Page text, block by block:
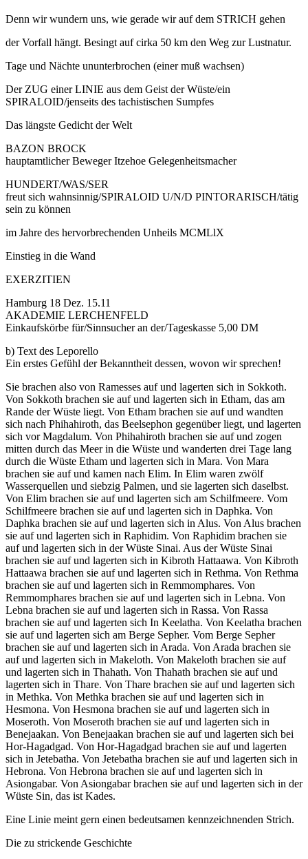
Denn wir wundern uns, wie gerade wir auf dem STRICH gehen
der Vorfall hängt. Besingt auf cirka 50 km den Weg zur Lustnatur.
Tage und Nächte ununterbrochen (einer muß wachsen)
Der ZUG einer LINIE aus dem Geist der Wüste/ein
SPIRALOID/jenseits des tachistischen Sumpfes
Das längste Gedicht der Welt
BAZON BROCK
hauptamtlicher Beweger Itzehoe Gelegenheitsmacher
HUNDERT/WAS/SER
freut sich wahnsinnig/SPIRALOID U/N/D PINTORARISCH/tätig
sein zu können
im Jahre des hervorbrechenden Unheils MCMLlX
Einstieg in die Wand
EXERZITIEN
Hamburg 18 Dez. 15.11
AKADEMIE LERCHENFELD
Einkaufskörbe für/Sinnsucher an der/Tageskasse 5,00 DM
b) Text des Leporello
Ein erstes Gefühl der Bekanntheit dessen, wovon wir sprechen!
Sie brachen also von Ramesses auf und lagerten sich in Sokkoth.
Von Sokkoth brachen sie auf und lagerten sich in Etham, das am
Rande der Wüste liegt. Von Etham brachen sie auf und wandten
sich nach Phihahiroth, das Beelsephon gegenüber liegt, und lagerten
sich vor Magdalum. Von Phihahiroth brachen sie auf und zogen
mitten durch das Meer in die Wüste und wanderten drei Tage lang
durch die Wüste Etham und lagerten sich in Mara. Von Mara
brachen sie auf und kamen nach Elim. In Elim waren zwölf
Wasserquellen und siebzig Palmen, und sie lagerten sich daselbst.
Von Elim brachen sie auf und lagerten sich am Schilfmeere. Vom
Schilfmeere brachen sie auf und lagerten sich in Daphka. Von
Daphka brachen sie auf und lagerten sich in Alus. Von Alus brachen
sie auf und lagerten sich in Raphidim. Von Raphidim brachen sie
auf und lagerten sich in der Wüste Sinai. Aus der Wüste Sinai
brachen sie auf und lagerten sich in Kibroth Hattaawa. Von Kibroth
Hattaawa brachen sie auf und lagerten sich in Rethma. Von Rethma
brachen sie auf und lagerten sich in Remmomphares. Von
Remmomphares brachen sie auf und lagerten sich in Lebna. Von
Lebna brachen sie auf und lagerten sich in Rassa. Von Rassa
brachen sie auf und lagerten sich In Keelatha. Von Keelatha brachen
sie auf und lagerten sich am Berge Sepher. Vom Berge Sepher
brachen sie auf und lagerten sich in Arada. Von Arada brachen sie
auf und lagerten sich in Makeloth. Von Makeloth brachen sie auf
und lagerten sich in Thahath. Von Thahath brachen sie auf und
lagerten sich in Thare. Von Thare brachen sie auf und lagerten sich
in Methka. Von Methka brachen sie auf und lagerten sich in
Hesmona. Von Hesmona brachen sie auf und lagerten sich in
Moseroth. Von Moseroth brachen sie auf und lagerten sich in
Benejaakan. Von Benejaakan brachen sie auf und lagerten sich bei
Hor-Hagadgad. Von Hor-Hagadgad brachen sie auf und lagerten
sich in Jetebatha. Von Jetebatha brachen sie auf und lagerten sich in
Hebrona. Von Hebrona brachen sie auf und lagerten sich in
Asiongabar. Von Asiongabar brachen sie auf und lagerten sich in der
Wüste Sin, das ist Kades.
Eine Linie meint gern einen bedeutsamen kennzeichnenden Strich.
Die zu strickende Geschichte